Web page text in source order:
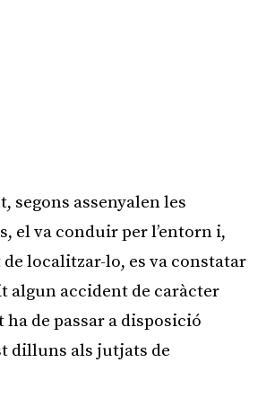
segons assenyalen les
el va conduir per l’entorn i,
localitzar-lo, es va constatar
algun accident de caràcter
ha de passar a disposició
dilluns als jutjats de